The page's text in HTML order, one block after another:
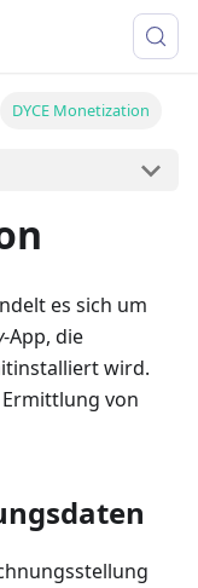
DYCE Monetization
es sich um
-App, die
wird.
von